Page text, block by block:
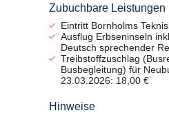
Zubuchbare Leistungen
Eintritt Bornholms
Ausflug Erbseninseln
Deutsch sprechender
Treibstoffzuschlag
Busbegleitung) für
23.03.2026: 18,00 €
Hinweise